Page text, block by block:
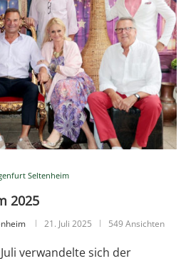
Seltenheim
2025
21. Juli 2025 549 Ansichten
verwandelte sich der